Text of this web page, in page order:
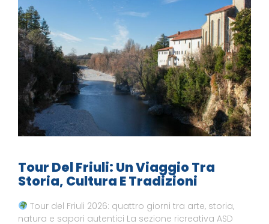
Tour Del Friuli: Un Viaggio Tra
Storia, Cultura E Tradizioni
Tour del Friuli 2026: quattro giorni tra arte, storia,
natura e sapori autentici La sezione ricreativa ASD